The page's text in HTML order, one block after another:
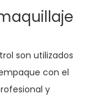
son utilizados
con el
y